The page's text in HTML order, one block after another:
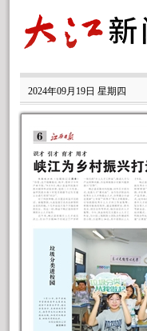
2024年09月19日 星期四